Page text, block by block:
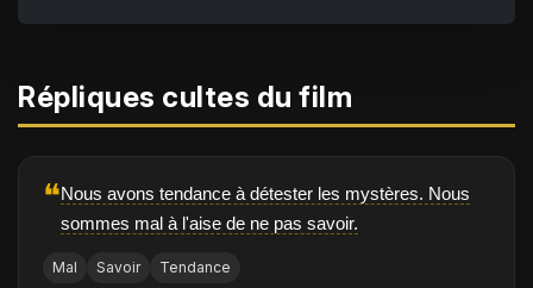
Répliques cultes du film
❝Nous avons tendance à détester les mystères. Nous
sommes mal à l'aise de ne pas savoir.
Mal Savoir Tendance